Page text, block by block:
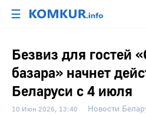
☰
Безвиз для гостей
базара» начнет
Беларуси с 4 июля
10 Июн 2026, 13:40 Новости